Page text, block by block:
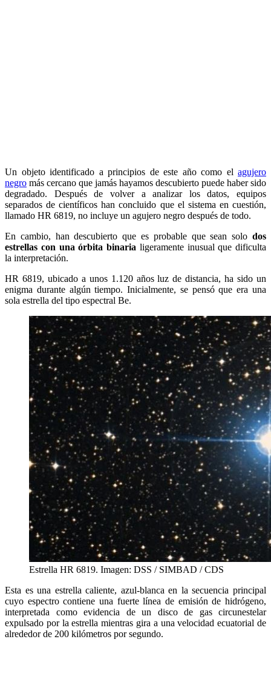
Un objeto identificado a principios de este año como el agujero
negro más cercano que jamás hayamos descubierto puede haber sido
degradado. Después de volver a analizar los datos, equipos
separados de científicos han concluido que el sistema en cuestión,
llamado HR 6819, no incluye un agujero negro después de todo.
En cambio, han descubierto que es probable que sean solo dos
estrellas con una órbita binaria ligeramente inusual que dificulta
la interpretación.
HR 6819, ubicado a unos 1.120 años luz de distancia, ha sido un
enigma durante algún tiempo. Inicialmente, se pensó que era una
sola estrella del tipo espectral Be.
Estrella HR 6819. Imagen: DSS / SIMBAD / CDS
Esta es una estrella caliente, azul-blanca en la secuencia principal
cuyo espectro contiene una fuerte línea de emisión de hidrógeno,
interpretada como evidencia de un disco de gas circunestelar
expulsado por la estrella mientras gira a una velocidad ecuatorial de
alrededor de 200 kilómetros por segundo.